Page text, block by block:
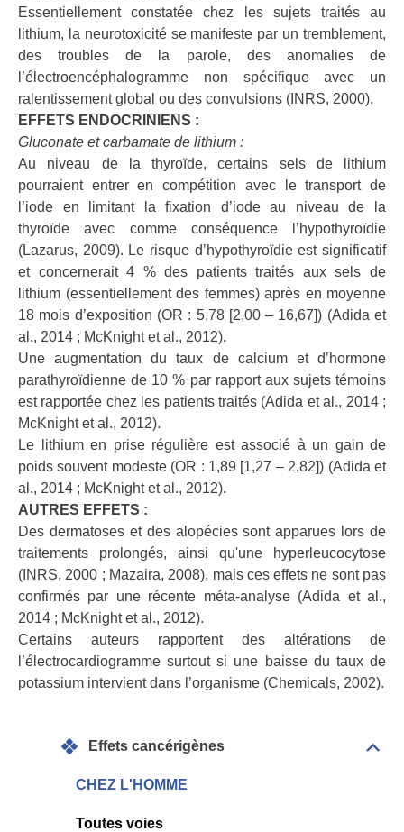
Essentiellement constatée chez les sujets traités au
lithium, la neurotoxicité se manifeste par un tremblement,
des troubles de la parole, des anomalies de
l’électroencéphalogramme non spécifique avec un
ralentissement global ou des convulsions (INRS, 2000).
EFFETS ENDOCRINIENS :
Gluconate et carbamate de lithium :
Au niveau de la thyroïde, certains sels de lithium
pourraient entrer en compétition avec le transport de
l’iode en limitant la fixation d’iode au niveau de la
thyroïde avec comme conséquence l’hypothyroïdie
(Lazarus, 2009). Le risque d’hypothyroïdie est significatif
et concernerait 4 % des patients traités aux sels de
lithium (essentiellement des femmes) après en moyenne
18 mois d’exposition (OR : 5,78 [2,00 – 16,67]) (Adida et
al., 2014 ; McKnight et al., 2012).
Une augmentation du taux de calcium et d’hormone
parathyroïdienne de 10 % par rapport aux sujets témoins
est rapportée chez les patients traités (Adida et al., 2014 ;
McKnight et al., 2012).
Le lithium en prise régulière est associé à un gain de
poids souvent modeste (OR : 1,89 [1,27 – 2,82]) (Adida et
al., 2014 ; McKnight et al., 2012).
AUTRES EFFETS :
Des dermatoses et des alopécies sont apparues lors de
traitements prolongés, ainsi qu'une hyperleucocytose
(INRS, 2000 ; Mazaira, 2008), mais ces effets ne sont pas
confirmés par une récente méta-analyse (Adida et al.,
2014 ; McKnight et al., 2012).
Certains auteurs rapportent des altérations de
l’électrocardiogramme surtout si une baisse du taux de
potassium intervient dans l’organisme (Chemicals, 2002).
Effets cancérigènes
CHEZ L'HOMME
Toutes voies